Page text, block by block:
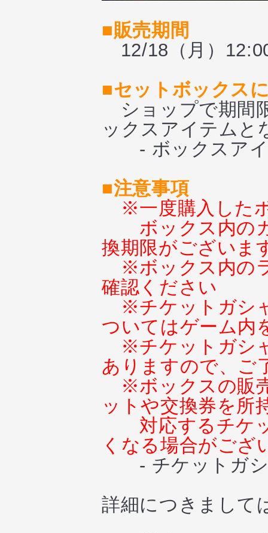
■販売期間
12/18（月）
■セットボックス
ショップで期間
ックスアイテムと
- ボックスアイ
■注意事項
※一度購入した
ボックス内の
換期限がございま
※ボックス内の
確認ください
※チケットガシ
ついてはゲーム内
※チケットガシ
ありますので、ご
※ボックスの販
ットや交換券を所
対応するチケ
くなる場合がござ
- チケットガシ
詳細につきまして